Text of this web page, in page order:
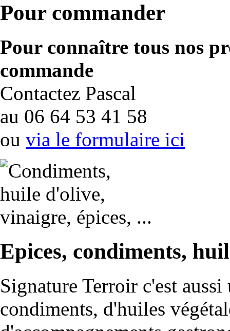
Pour commander
Pour connaître tous nos
commande
Contactez Pascal
au 06 64 53 41 58
ou via le formulaire ici
Epices, condiments,
Signature Terroir c'est
condiments, d'huiles